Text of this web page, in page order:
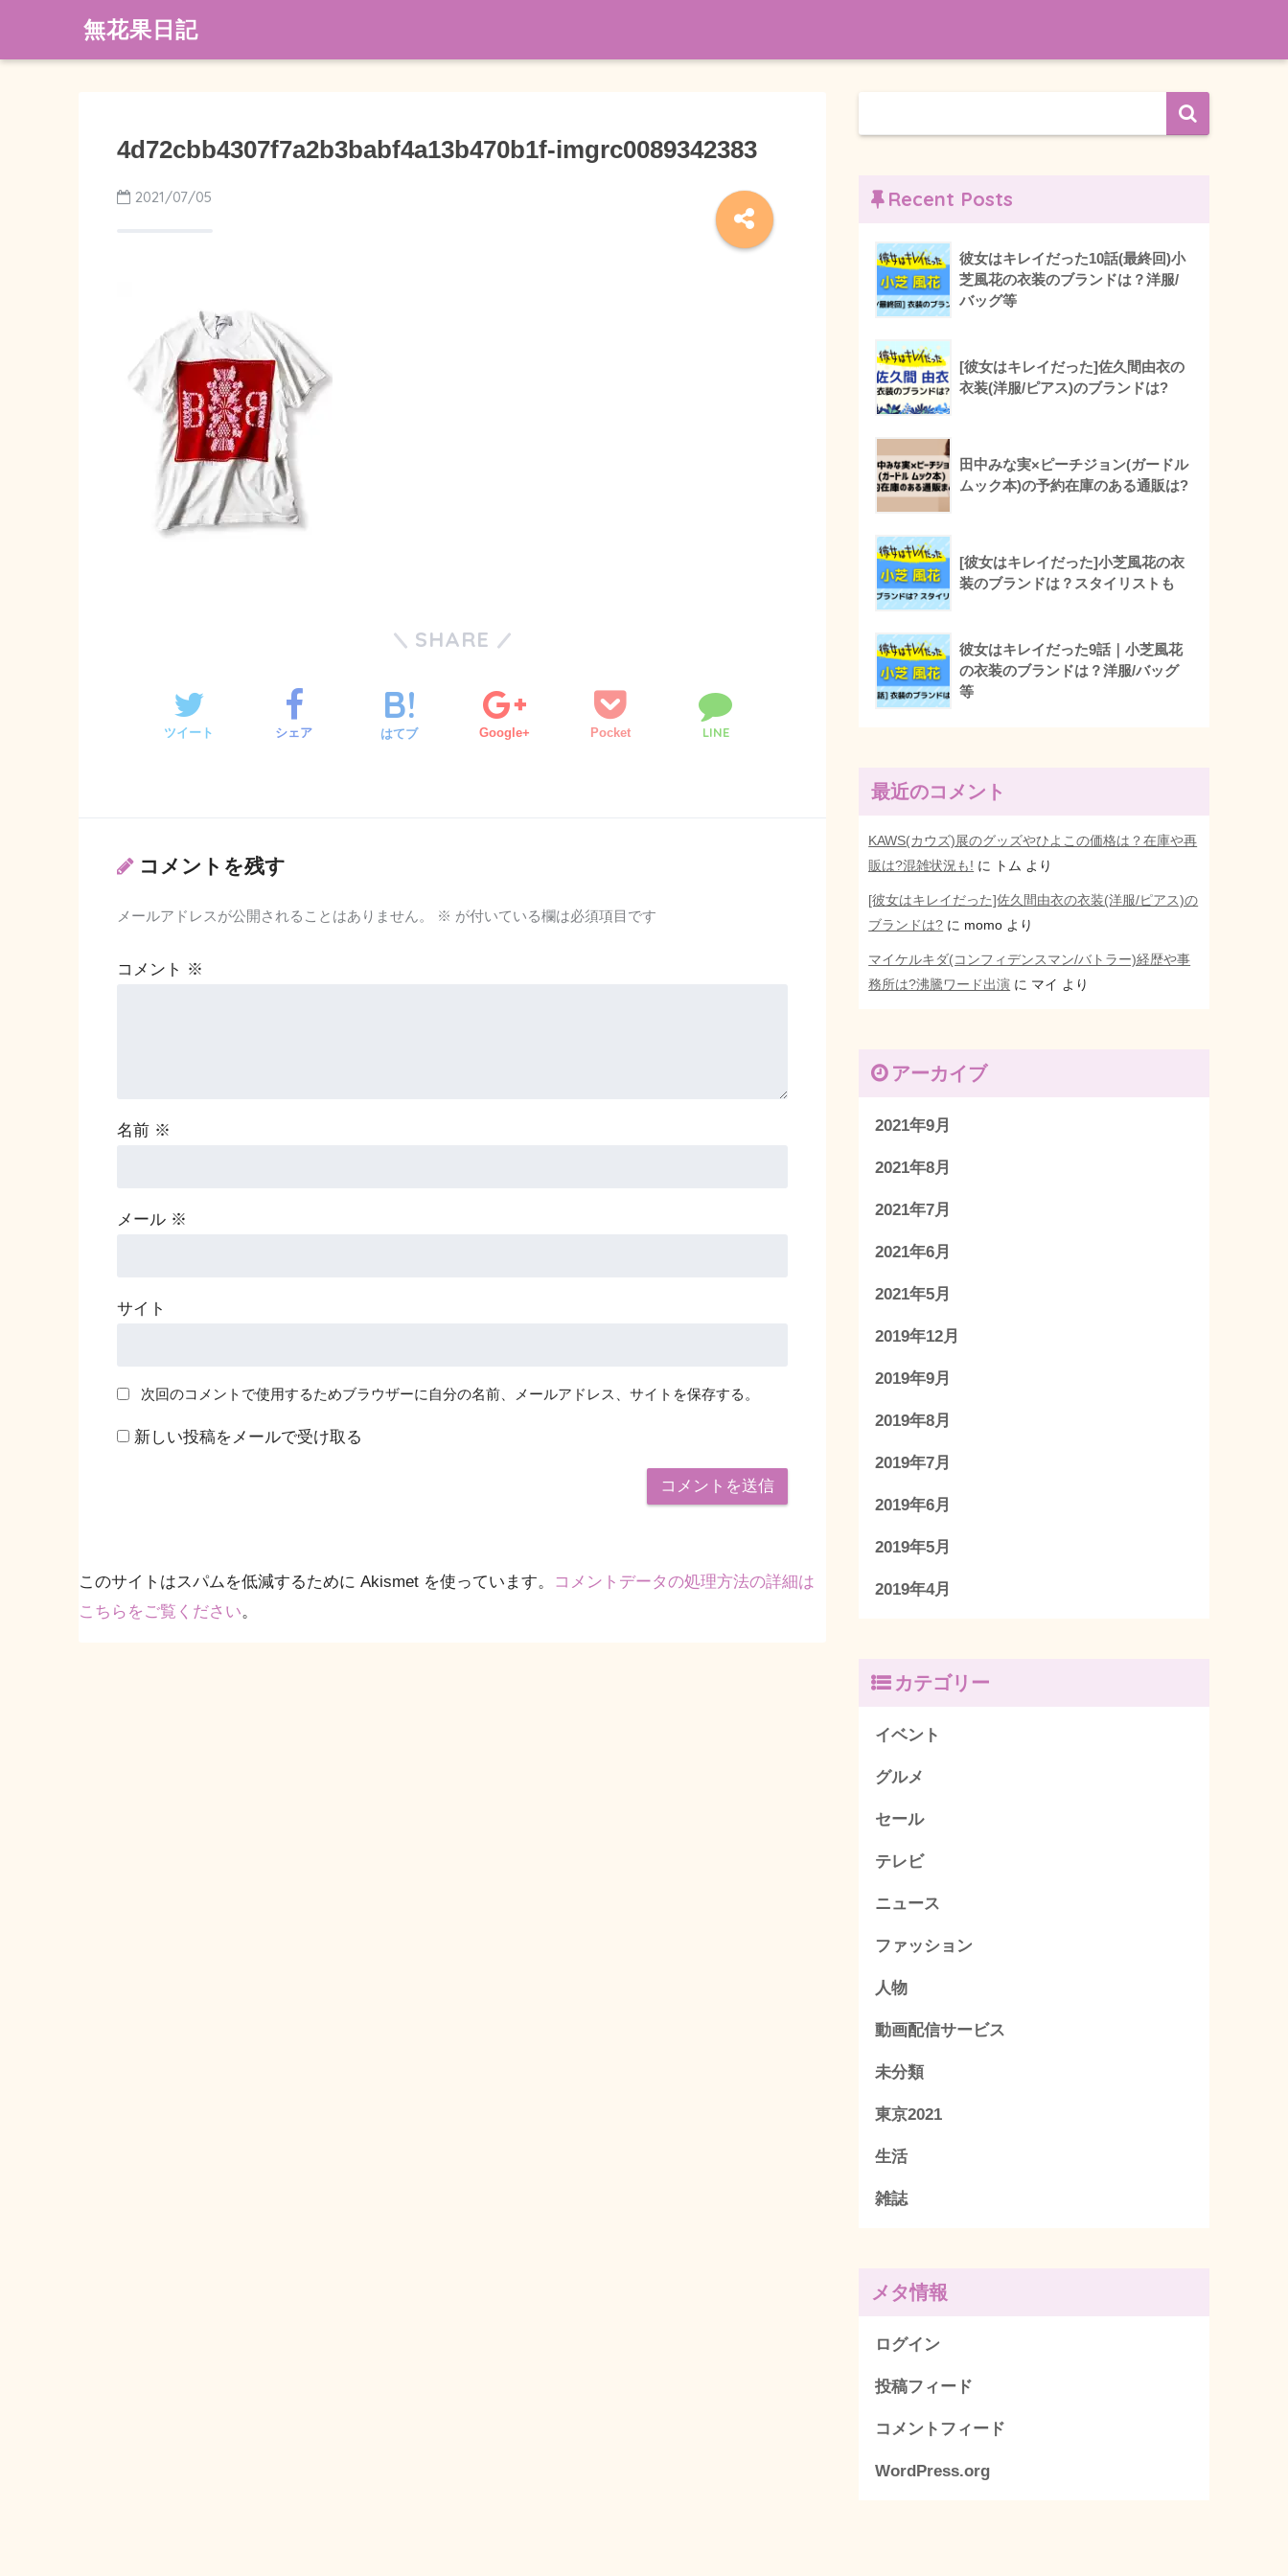
無花果日記
4d72cbb4307f7a2b3babf4a13b470b1f-imgrc0089342383
2021/07/05
SHARE
ツイート シェア はてブ Google+ Pocket LINE
コメントを残す
メールアドレスが公開されることはありません。 ※ が付いている欄は必須項目です
コメント ※
名前 ※
メール ※
サイト
次回のコメントで使用するためブラウザーに自分の名前、メールアドレス、サイトを保存する。
新しい投稿をメールで受け取る
このサイトはスパムを低減するために Akismet を使っています。
コメントデータの処理方法の詳細は
こちらをご覧ください。
Recent Posts
彼女はキレイだった10話(最終回)小
芝風花の衣装のブランドは？洋服/
バッグ等
[彼女はキレイだった]佐久間由衣の
衣装(洋服/ピアス)のブランドは?
田中みな実×ピーチジョン(ガードル
ムック本)の予約在庫のある通販は?
[彼女はキレイだった]小芝風花の衣
装のブランドは？スタイリストも
彼女はキレイだった9話｜小芝風花
の衣装のブランドは？洋服/バッグ
等
最近のコメント
KAWS(カウズ)展のグッズやひよこの価格は？在庫や再
販は?混雑状況も! に トム より
[彼女はキレイだった]佐久間由衣の衣装(洋服/ピアス)の
ブランドは? に momo より
マイケルキダ(コンフィデンスマン/バトラー)経歴や事
務所は?沸騰ワード出演 に マイ より
アーカイブ
2021年9月
2021年8月
2021年7月
2021年6月
2021年5月
2019年12月
2019年9月
2019年8月
2019年7月
2019年6月
2019年5月
2019年4月
カテゴリー
イベント
グルメ
セール
テレビ
ニュース
ファッション
人物
動画配信サービス
未分類
東京2021
生活
雑誌
メタ情報
ログイン
投稿フィード
コメントフィード
WordPress.org